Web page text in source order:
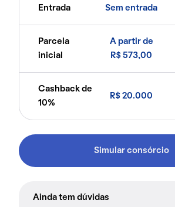
Entrada Sem entrada
Parcela
inicial
A partir de
R$ 573,00
Cashback de
10%
R$ 20.000
Simular consórcio
Ainda tem dúvidas